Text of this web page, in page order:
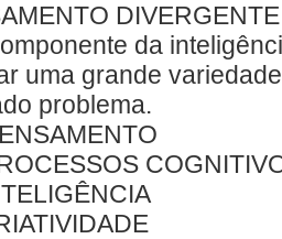
DIVERGENTE
da
uma grande
problema.